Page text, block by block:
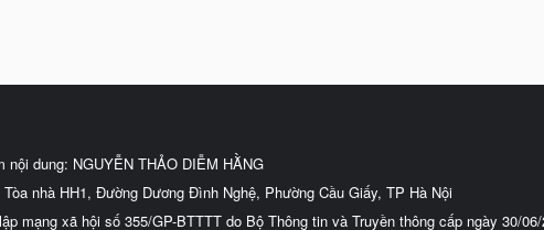
nội dung: NGUYỄN THẢO DIỄM HẰNG
nhà HH1, Đường Dương Đình Nghệ, Phường Cầu Giấy, TP Hà Nội
mạng xã hội số 355/GP-BTTTT do Bộ Thông tin và Truyền thông cấp ngày 30/